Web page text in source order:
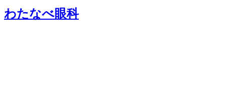
わたなべ眼科